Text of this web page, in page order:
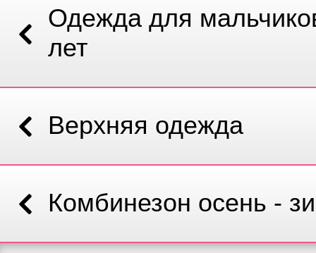
Одежда для
лет
Верхняя одежда
Комбинезон осень -